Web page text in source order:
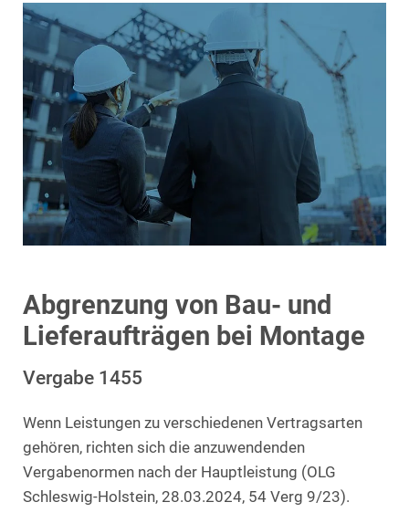
Abgrenzung von Bau- und
Lieferaufträgen bei Montage
Vergabe 1455
Wenn Leistungen zu verschiedenen Vertragsarten
gehören, richten sich die anzuwendenden
Vergabenormen nach der Hauptleistung (OLG
Schleswig-Holstein, 28.03.2024, 54 Verg 9/23).